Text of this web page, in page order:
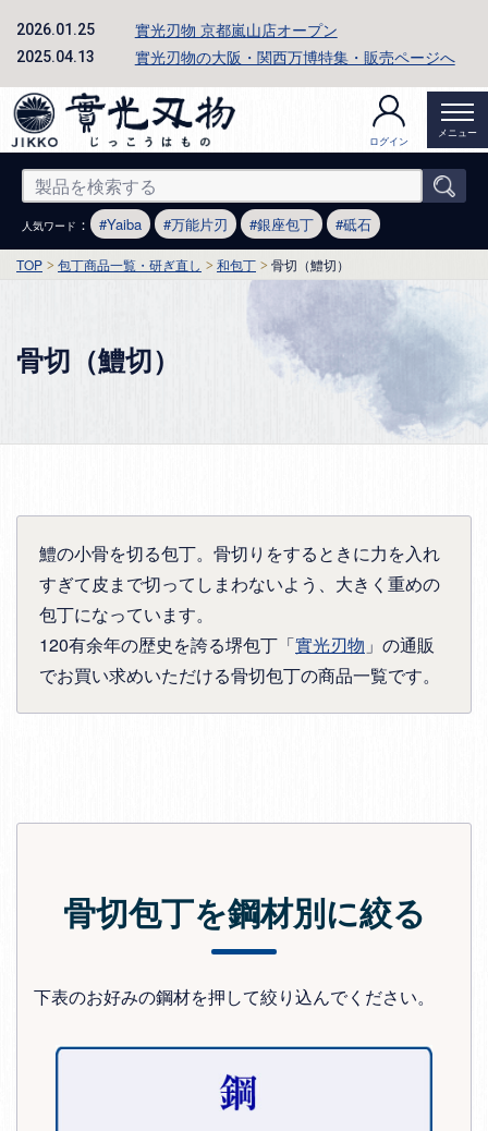
2026.01.25 實光刃物 京都嵐山店オープン
2025.04.13 實光刃物の大阪・関西万博特集・販売ページへ
ログイン
メニュー
人気ワード ： Yaiba 万能片刃 銀座包丁 砥石
TOP 包丁商品一覧・研ぎ直し 和包丁 骨切（鱧切）
骨切（鱧切）
鱧の小骨を切る包丁。骨切りをするときに力を入れ
すぎて皮まで切ってしまわないよう、大きく重めの
包丁になっています。
120有余年の歴史を誇る堺包丁「實光刃物 」の通販
でお買い求めいただける骨切包丁の商品一覧です。
骨切包丁を鋼材別に絞る
下表のお好みの鋼材を押して絞り込んでください。